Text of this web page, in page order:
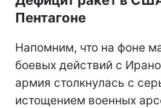
Пентагоне
Напомним, что на фоне
боевых действий с
армия столкнулась с
истощением военных